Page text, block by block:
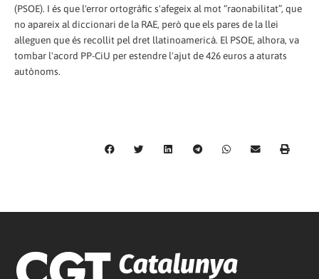
(PSOE). I és que l'error ortogràfic s'afegeix al mot “raonabilitat”, que
no apareix al diccionari de la RAE, però que els pares de la llei
al·leguen que és recollit pel dret llatinoamericà. El PSOE, alhora, va
tombar l'acord PP-CiU per estendre l'ajut de 426 euros a aturats
autònoms.